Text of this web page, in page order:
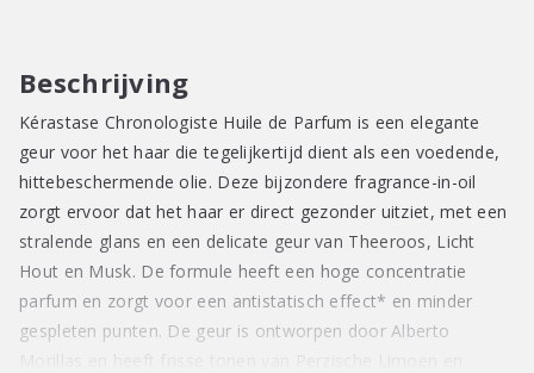
Beschrijving
Kérastase Chronologiste Huile de Parfum is een elegante
geur voor het haar die tegelijkertijd dient als een voedende,
hittebeschermende olie. Deze bijzondere fragrance-in-oil
zorgt ervoor dat het haar er direct gezonder uitziet, met een
stralende glans en een delicate geur van Theeroos, Licht
Hout en Musk. De formule heeft een hoge concentratie
parfum en zorgt voor een antistatisch effect* en minder
gespleten punten. De geur is ontworpen door Alberto